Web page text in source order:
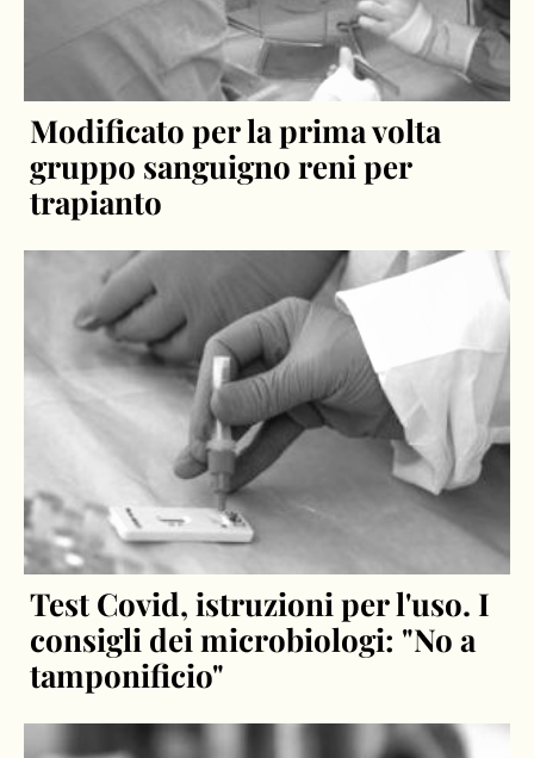
Modificato per la prima volta
gruppo sanguigno reni per
trapianto
Test Covid, istruzioni per l'uso. I
consigli dei microbiologi: "No a
tamponificio"